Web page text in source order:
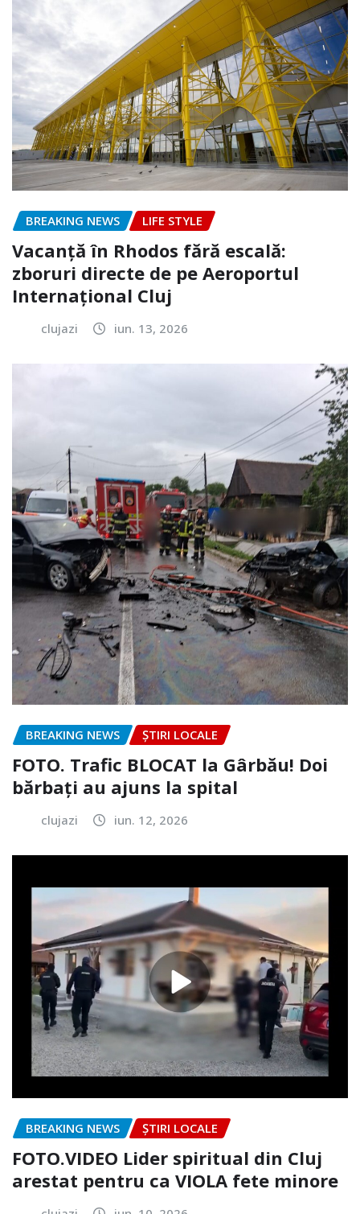
BREAKING NEWS LIFE STYLE
Vacanță în Rhodos fără escală:
zboruri directe de pe Aeroportul
Internațional Cluj
clujazi iun. 13, 2026
BREAKING NEWS ȘTIRI LOCALE
FOTO. Trafic BLOCAT la Gârbău! Doi
bărbați au ajuns la spital
clujazi iun. 12, 2026
BREAKING NEWS ȘTIRI LOCALE
FOTO.VIDEO Lider spiritual din Cluj
arestat pentru ca VIOLA fete minore